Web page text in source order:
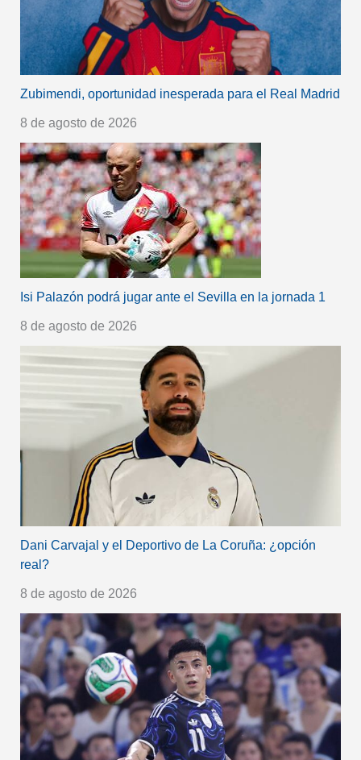
Zubimendi, oportunidad inesperada para el Real Madrid
8 de agosto de 2026
Isi Palazón podrá jugar ante el Sevilla en la jornada 1
8 de agosto de 2026
Dani Carvajal y el Deportivo de La Coruña: ¿opción
real?
8 de agosto de 2026